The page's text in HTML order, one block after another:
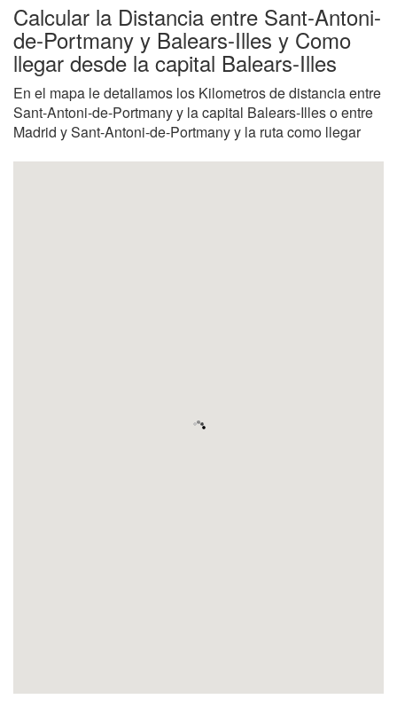
Calcular la Distancia entre Sant-Antoni-
de-Portmany y Balears-Illes y Como
llegar desde la capital Balears-Illes
En el mapa le detallamos los Kilometros de distancia entre
Sant-Antoni-de-Portmany y la capital Balears-Illes o entre
Madrid y Sant-Antoni-de-Portmany y la ruta como llegar